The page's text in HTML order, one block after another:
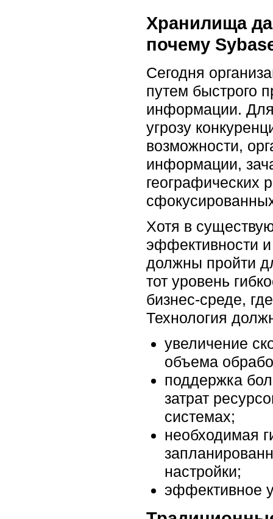
Хранилища
почему
Сегодня
путем быстрого
информации. Для
угрозу
возможности,
информации,
географических
Хотя в
эффективности
должны пройти
тот уровень
бизнес-среде,
Технология
увеличение
объема
поддержка
затрат
системах;
необходимая
настройки;
эффективное